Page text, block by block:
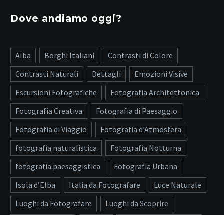
Dove andiamo oggi?
Alba Borghi Italiani
Contrasti di Colore
Contrasti Naturali
Dettagli
Emozioni Visive
Escursioni Fotografiche
Fotografia Architettonica
Fotografia Creativa
Fotografia di Paesaggio
Fotografia di Viaggio
Fotografia d’Atmosfera
fotografia naturalistica
Fotografia Notturna
fotografia paesaggistica
Fotografia Urbana
Isola d’Elba
Italia da Fotografare
Luce Naturale
Luoghi da Fotografare
Luoghi da Scoprire